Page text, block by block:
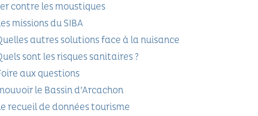
contre les moustiques
missions du SIBA
autres solutions face à la nuisance
sont les risques sanitaires ?
aux questions
le Bassin d’Arcachon
recueil de données tourisme